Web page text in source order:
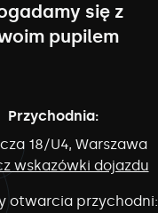
się z
pupilem
Przychodnia:
18/U4, Warszawa
wskazówki dojazdu
otwarcia przychodni: